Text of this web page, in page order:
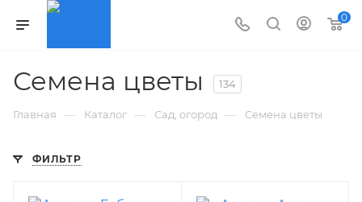
0
Семена цветы 134
Главная — Каталог — Сад, огород — Семена цветы
ФИЛЬТР